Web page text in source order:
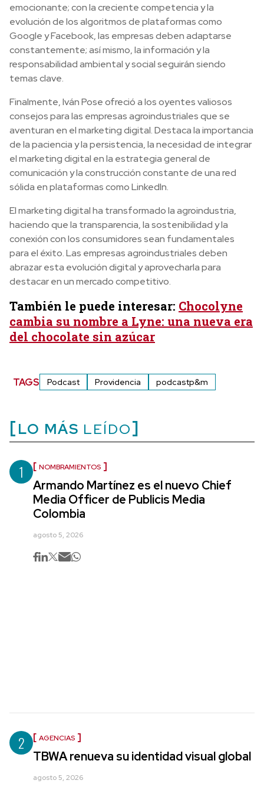
emocionante; con la creciente competencia y la
evolución de los algoritmos de plataformas como
Google y Facebook, las empresas deben adaptarse
constantemente; así mismo, la información y la
responsabilidad ambiental y social seguirán siendo
temas clave.
Finalmente, Iván Pose ofreció a los oyentes valiosos
consejos para las empresas agroindustriales que se
aventuran en el marketing digital. Destaca la importancia
de la paciencia y la persistencia, la necesidad de integrar
el marketing digital en la estrategia general de
comunicación y la construcción constante de una red
sólida en plataformas como LinkedIn.
El marketing digital ha transformado la agroindustria,
haciendo que la transparencia, la sostenibilidad y la
conexión con los consumidores sean fundamentales
para el éxito. Las empresas agroindustriales deben
abrazar esta evolución digital y aprovecharla para
destacar en un mercado competitivo.
También le puede interesar: Chocolyne
cambia su nombre a Lyne: una nueva era
del chocolate sin azúcar
TAGS Podcast Providencia podcastp&m
LO MÁS LEÍDO
1 NOMBRAMIENTOS
Armando Martínez es el nuevo Chief
Media Officer de Publicis Media
Colombia
agosto 5, 2026
2 AGENCIAS
TBWA renueva su identidad visual global
agosto 5, 2026